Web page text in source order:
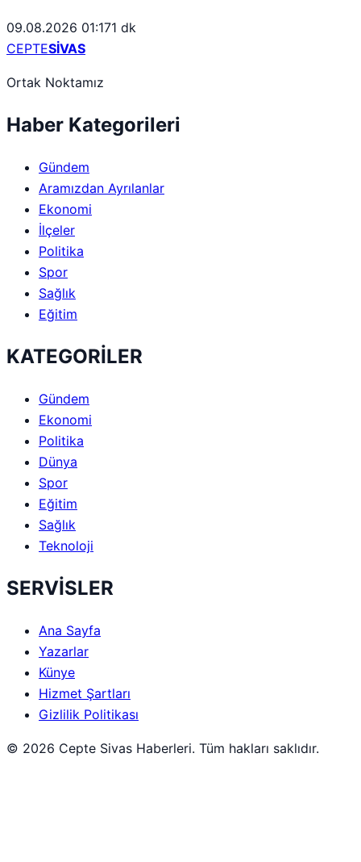
09.08.2026 01:171 dk
CEPTESİVAS
Ortak Noktamız
Haber Kategorileri
Gündem
Aramızdan Ayrılanlar
Ekonomi
İlçeler
Politika
Spor
Sağlık
Eğitim
KATEGORİLER
Gündem
Ekonomi
Politika
Dünya
Spor
Eğitim
Sağlık
Teknoloji
SERVİSLER
Ana Sayfa
Yazarlar
Künye
Hizmet Şartları
Gizlilik Politikası
© 2026 Cepte Sivas Haberleri. Tüm hakları saklıdır.